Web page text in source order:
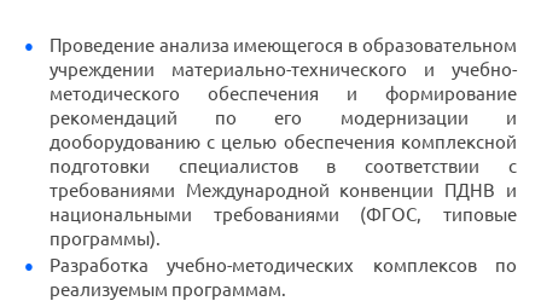
Проведение анализа имеющегося в образовательном
учреждении материально-технического и учебно-
методического обеспечения и формирование
рекомендаций по его модернизации и
дооборудованию с целью обеспечения комплексной
подготовки специалистов в соответствии с
требованиями Международной конвенции ПДНВ и
национальными требованиями (ФГОС, типовые
программы).
Разработка учебно-методических комплексов по
реализуемым программам.